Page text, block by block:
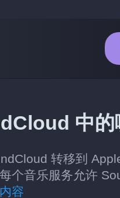
中的
转移到
个音乐服务允许
容